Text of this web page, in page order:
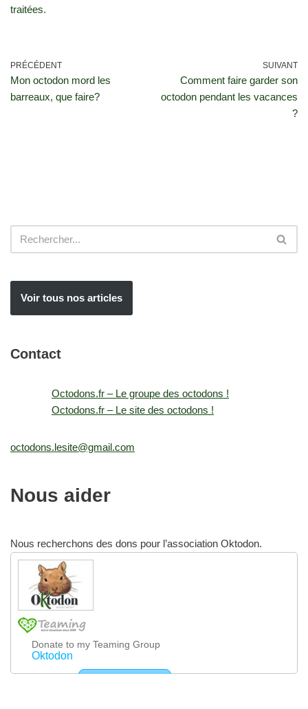
traitées.
PRÉCÉDENT
Mon octodon mord les
barreaux, que faire?
SUIVANT
Comment faire garder son
octodon pendant les vacances
?
Voir tous nos articles
Contact
Octodons.fr – Le groupe des octodons !
Octodons.fr – Le site des octodons !
octodons.lesite@gmail.com
Nous aider
Nous recherchons des dons pour l’association Oktodon.